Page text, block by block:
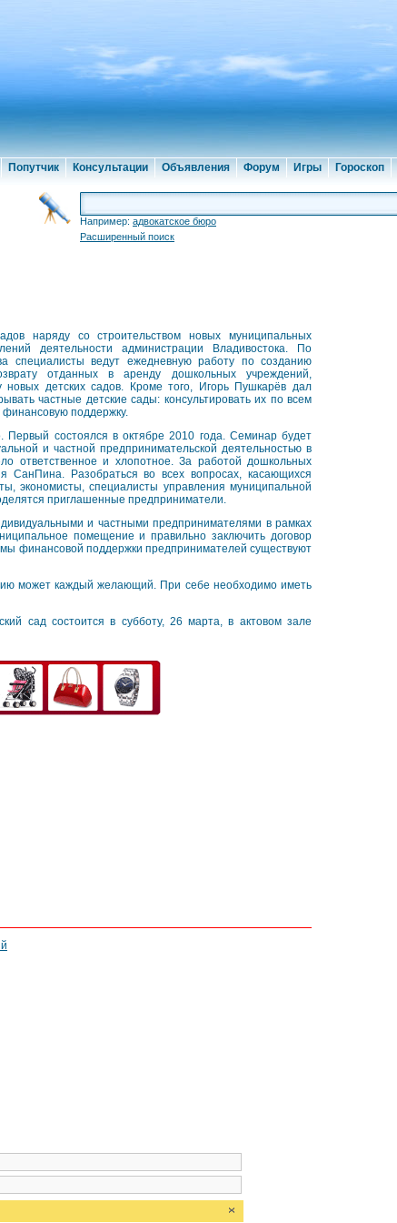
Попутчик Консультации Объявления Форум Игры Гороскоп
Например: адвокатское бюро
Расширенный поиск
наряду со строительством новых муниципальных
деятельности администрации Владивостока. По
специалисты ведут ежедневную работу по созданию
отданных в аренду дошкольных учреждений,
новых детских садов. Кроме того, Игорь Пушкарёв дал
частные детские сады: консультировать их по всем
финансовую поддержку.
состоялся в октябре 2010 года. Семинар будет
и частной предпринимательской деятельностью в
ответственное и хлопотное. За работой дошкольных
СанПина. Разобраться во всех вопросах, касающихся
экономисты, специалисты управления муниципальной
приглашенные предприниматели.
и частными предпринимателями в рамках
помещение и правильно заключить договор
финансовой поддержки предпринимателей существуют
может каждый желающий. При себе необходимо иметь
сад состоится в субботу, 26 марта, в актовом зале